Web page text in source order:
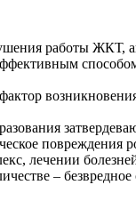
работы ЖКТ,
повреждения
лечении
–